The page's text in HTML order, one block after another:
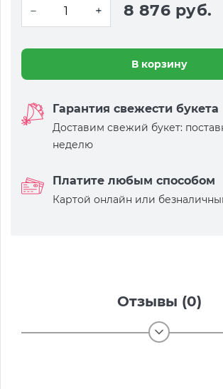
8 876 руб.
В корзину
Гарантия свежести букета
Доставим свежий букет:
неделю
Платите любым способом
Картой онлайн или
Отзывы (0)